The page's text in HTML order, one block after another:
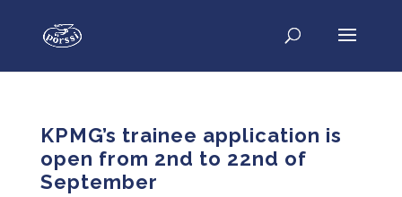
KPMG’s trainee application is
open from 2nd to 22nd of
September